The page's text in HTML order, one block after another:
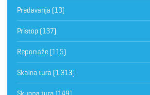
Predavanja (13)
Pristop (137)
Reportaže (115)
Skalna tura (1.313)